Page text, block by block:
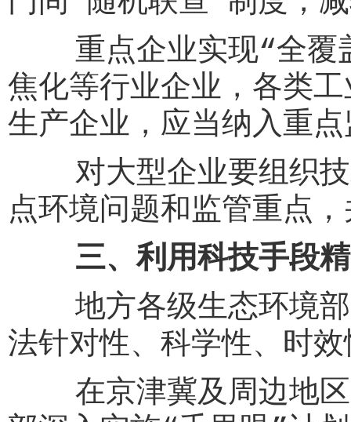
重点企业实现“全覆盖
焦化等行业企业，各类
生产企业，应当纳入重
对大型企业要组织技
点环境问题和监管重点
三、利用科技手段
地方各级生态环境部
法针对性、科学性、时
在京津冀及周边地区